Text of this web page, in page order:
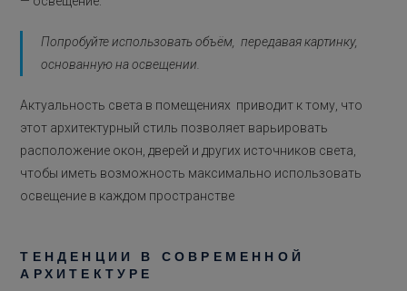
Попробуйте использовать объём, передавая картинку,
основанную на освещении.
Актуальность света в помещениях приводит к тому, что
этот архитектурный стиль позволяет варьировать
расположение окон, дверей и других источников света,
чтобы иметь возможность максимально использовать
освещение в каждом пространстве
ТЕНДЕНЦИИ В СОВРЕМЕННОЙ
АРХИТЕКТУРЕ